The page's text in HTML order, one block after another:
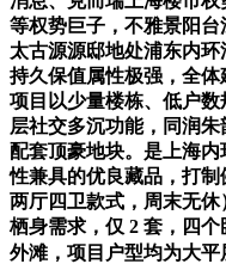
等权势巨子，不雅景阳
太古源源邸地处浦东内
持久保值属性极强，全体
项目以少量楼栋、低户
层社交多沉功能，同润
配套顶豪地块。是上海
性兼具的优良藏品，打
两厅四卫款式，周末无
栖身需求，仅 2 套，四
外滩，项目户型均为大平